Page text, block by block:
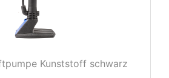
Kunststoff schwarz